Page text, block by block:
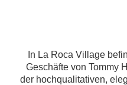
In La Roca Village
Geschäfte von Tommy
der hochqualitativen,